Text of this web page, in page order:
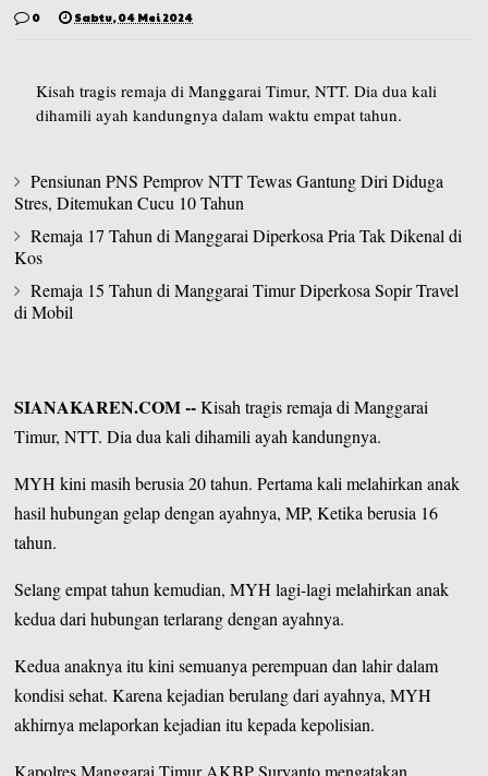
0 Sabtu, 04 Mei 2024
Kisah tragis remaja di Manggarai Timur, NTT. Dia dua kali
dihamili ayah kandungnya dalam waktu empat tahun.
Pensiunan PNS Pemprov NTT Tewas Gantung Diri Diduga
Stres, Ditemukan Cucu 10 Tahun
Remaja 17 Tahun di Manggarai Diperkosa Pria Tak Dikenal di
Kos
Remaja 15 Tahun di Manggarai Timur Diperkosa Sopir Travel
di Mobil
SIANAKAREN.COM--Kisah tragis remaja diManggarai
Timur, NTT. Dia dua kali dihamili ayah kandungnya.
MYH kini masih berusia 20 tahun. Pertama kali melahirkan anak
hasil hubungan gelap dengan ayahnya, MP, Ketika berusia 16
tahun.
Selang empat tahun kemudian, MYH lagi-lagi melahirkan anak
kedua dari hubungan terlarang dengan ayahnya.
Kedua anaknya itu kini semuanya perempuan dan lahir dalam
kondisi sehat. Karena kejadian berulang dari ayahnya, MYH
akhirnya melaporkan kejadian itu kepada kepolisian.
KapolresManggarai TimurAKBP Suryanto mengatakan